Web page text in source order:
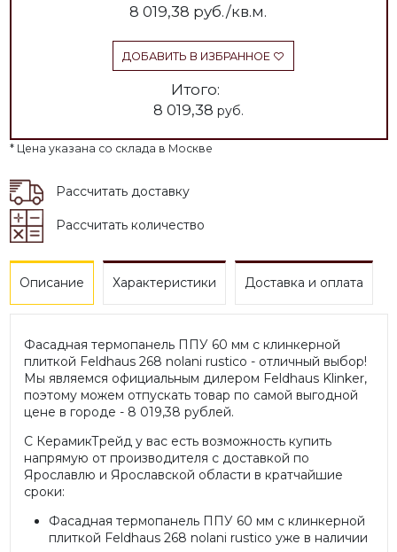
8 019,38 руб./кв.м.
ДОБАВИТЬ В ИЗБРАННОЕ
Итого:
8 019,38 руб.
* Цена указана со склада в Москве
Рассчитать доставку
Рассчитать количество
Описание Характеристики Доставка и оплата
Фасадная термопанель ППУ 60 мм с клинкерной
плиткой Feldhaus 268 nolani rustico - отличный выбор!
Мы являемся официальным дилером Feldhaus Klinker,
поэтому можем отпускать товар по самой выгодной
цене в городе - 8 019,38 рублей.
С КерамикТрейд у вас есть возможность купить
напрямую от производителя с доставкой по
Ярославлю и Ярославской области в кратчайшие
сроки:
Фасадная термопанель ППУ 60 мм с клинкерной
плиткой Feldhaus 268 nolani rustico уже в наличии